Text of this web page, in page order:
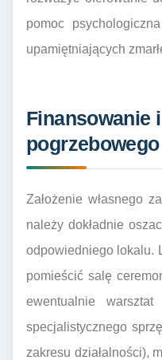
pomoc
upamiętniających
Finansowanie
pogrzebowego
Założenie własnego
należy dokładnie
odpowiedniego lokalu.
pomieścić salę
ewentualnie
specjalistycznego
zakresu działalności),